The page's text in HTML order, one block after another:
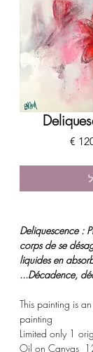
מחיר
Deliquescence :
corps de se
liquides en
Décadence,
* This painting is
painting